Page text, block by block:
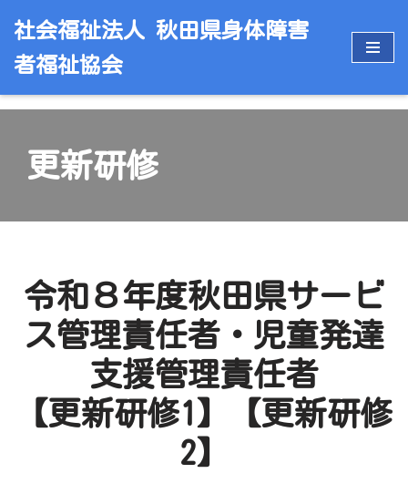
ン
テ
ッ
社会福祉法人 秋田県身体障害
者福祉協会
更新研修
令和８年度秋田県サービ
ス管理責任者・児童発達
支援管理責任者
【更新研修1】【更新研修
2】